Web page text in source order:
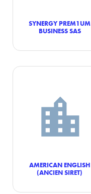
SYNERGY PREM1UM
BUSINESS SAS
AMERICAN ENGLISH
(ANCIEN SIRET)